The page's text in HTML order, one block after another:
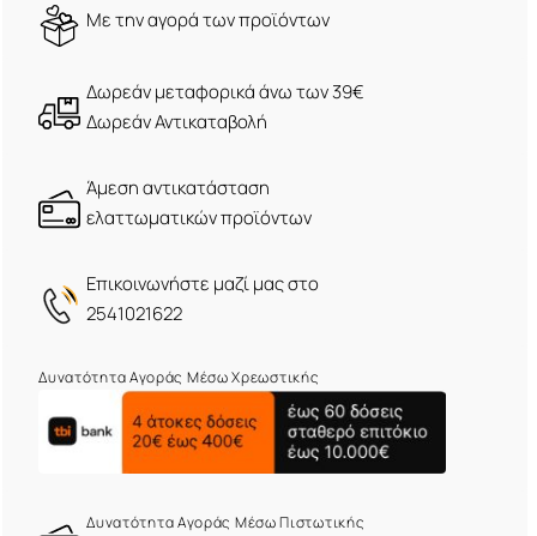
Mε την αγορά των προϊόντων
Δωρεάν μεταφορικά άνω των 39€
Δωρεάν Αντικαταβολή
Άμεση αντικατάσταση
ελαττωματικών προϊόντων
Eπικοινωνήστε μαζί μας στο
2541021622
Δυνατότητα Αγοράς Μέσω Χρεωστικής
Δυνατότητα Αγοράς Μέσω Πιστωτικής